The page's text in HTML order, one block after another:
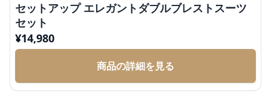
セットアップ エレガントダブルブレストスーツ
セット
¥14,980
商品の詳細を見る